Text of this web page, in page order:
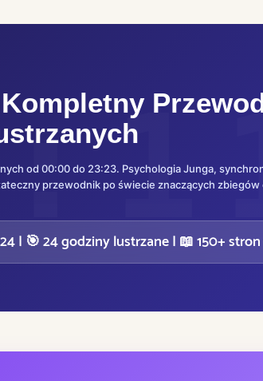
od 00:00 do 23:23. Psychologia Junga,
przewodnik po świecie znaczących zbiegów
| 🎯 24 godziny lustrzane | 📖 150+